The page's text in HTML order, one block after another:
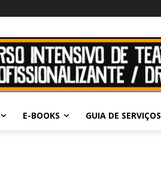
E-BOOKS GUIA DE SERVIÇOS